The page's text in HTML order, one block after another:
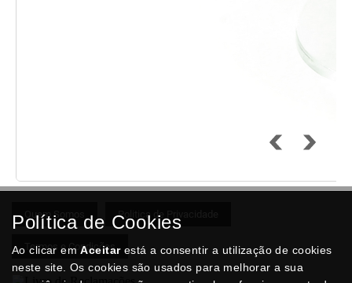
Quem Somos Politica de Privacidade
Termos e Condições
Política de Cookies
Ao clicar emAceitarestá a consentir a utilização de cookies
neste site. Os cookies são usados para melhorar a sua